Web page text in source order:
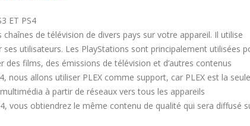
ET PS4
de télévision de divers pays sur votre appareil. Il utilise
utilisateurs. Les PlayStations sont principalement utilisées
films, des émissions de télévision et d’autres contenus
nous allons utiliser PLEX comme support, car PLEX est la seule
à partir de réseaux vers tous les appareils
vous obtiendrez le même contenu de qualité qui sera diffusé